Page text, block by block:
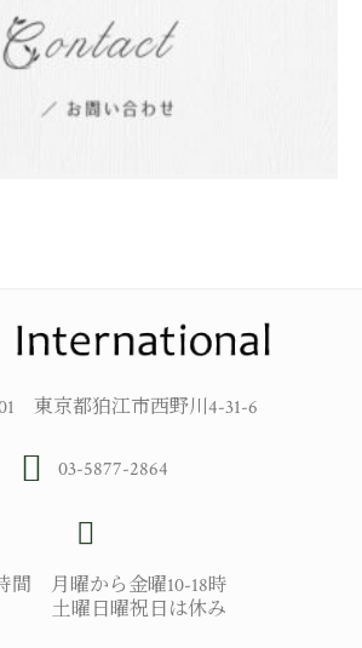
東京都狛江市西野川4-31-6
03-5877-2864
間 月曜から金曜10-18時
日曜祝日は休み